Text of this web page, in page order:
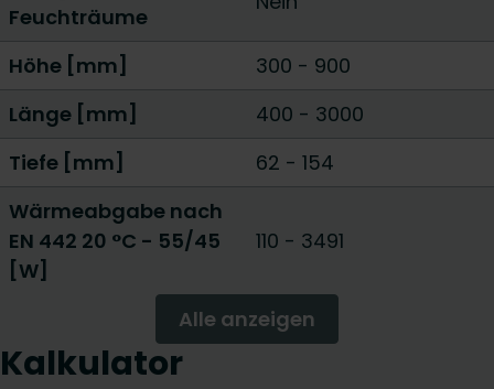
Feuchträume
Höhe [mm] 300 - 900
Länge [mm]
400 - 3000
Tiefe [mm]
62 - 154
Wärmeabgabe nach
EN 442 20 °C - 55/45
[W]
110 - 3491
Alle anzeigen
Kalkulator